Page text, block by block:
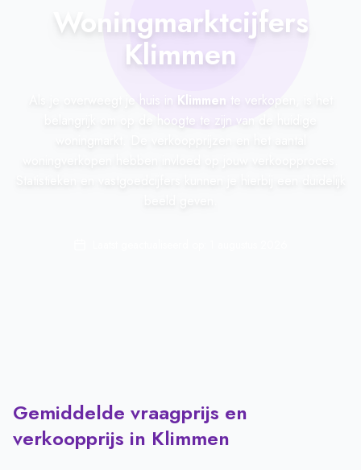
Woningmarktcijfers
Klimmen
Als je overweegt je huis in Klimmen te verkopen, is het
belangrijk om op de hoogte te zijn van de huidige
Gemiddelde vraagprijs en
verkoopprijs in Klimmen